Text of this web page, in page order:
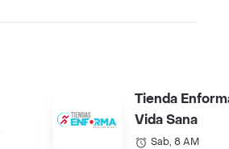
Tienda
Vida Sana
Sab, 8 AM